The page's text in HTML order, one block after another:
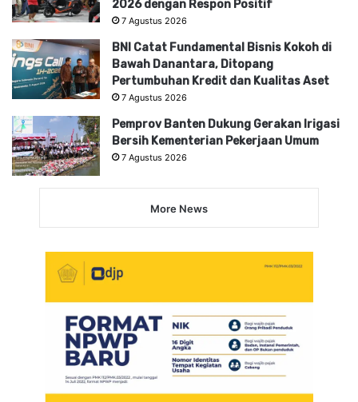
2026 dengan Respon Positif
7 Agustus 2026
BNI Catat Fundamental Bisnis Kokoh di
Bawah Danantara, Ditopang
Pertumbuhan Kredit dan Kualitas Aset
7 Agustus 2026
Pemprov Banten Dukung Gerakan Irigasi
Bersih Kementerian Pekerjaan Umum
7 Agustus 2026
More News